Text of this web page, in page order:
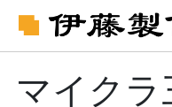
マイクラ